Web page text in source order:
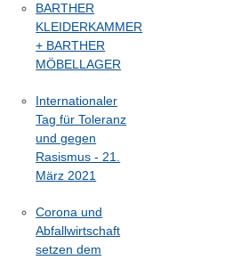
BARTHER
KLEIDERKAMMER
+ BARTHER
MÖBELLAGER
Internationaler
Tag für Toleranz
und gegen
Rasismus - 21.
März 2021
Corona und
Abfallwirtschaft
setzen dem